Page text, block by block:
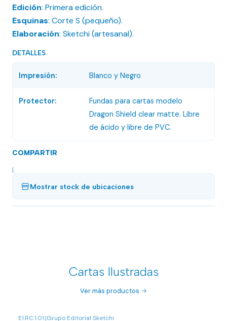
Edición: Primera edición.
Esquinas: Corte S (pequeño).
Elaboración: Sketchi (artesanal).
DETALLES
Impresión: Blanco y Negro
Protector:
Fundas para cartas modelo
Dragon Shield clear matte. Libre
de ácido y libre de PVC.
COMPARTIR
|
Mostrar stock de ubicaciones
Cartas Ilustradas
Ver más productos
E1.RC.1.01.|Grupo Editorial Sketchi